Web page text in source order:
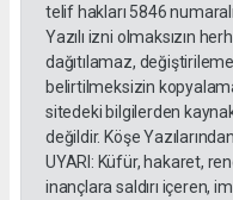
telif hakları 5846
Yazılı izni olmaksızın
dağıtılamaz,
belirtilmeksizin
sitedeki bilgilerden
değildir. Köşe
UYARI: Küfür, hakaret,
inançlara saldırı içeren,